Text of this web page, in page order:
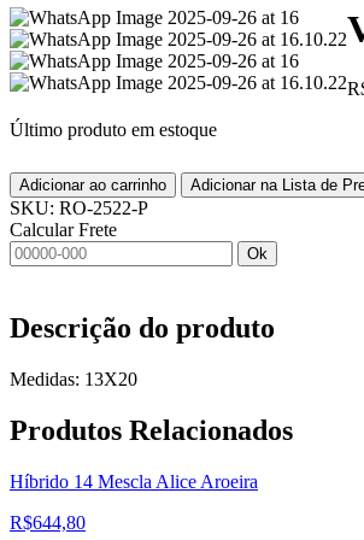
Último produto em estoque
Adicionar ao carrinho Adicionar na Lista de
SKU: RO-2522-P
Calcular Frete
Ok
Descrição do produto
Medidas: 13X20
Produtos Relacionados
Híbrido 14 Mescla Alice Aroeira
R$644,80